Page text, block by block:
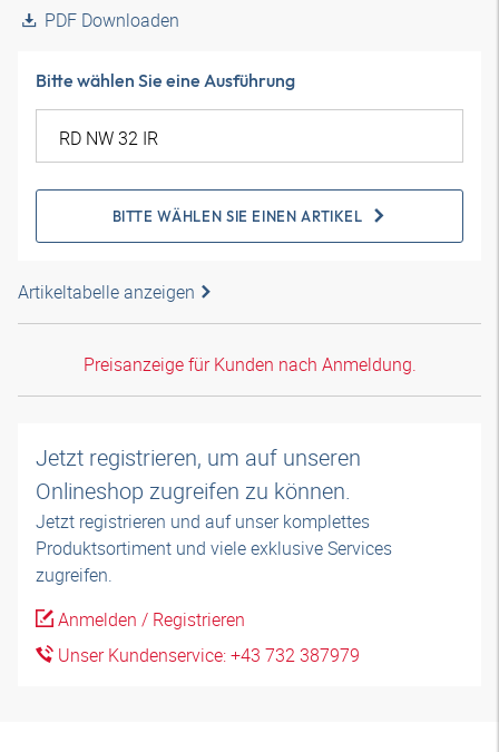
PDF Downloaden
Bitte wählen Sie eine Ausführung
BITTE WÄHLEN SIE EINEN ARTIKEL
Artikeltabelle anzeigen
Preisanzeige für Kunden nach Anmeldung.
Jetzt registrieren, um auf unseren
Onlineshop zugreifen zu können.
Jetzt registrieren und auf unser komplettes
Produktsortiment und viele exklusive Services
zugreifen.
Anmelden / Registrieren
Unser Kundenservice: +43 732 387979